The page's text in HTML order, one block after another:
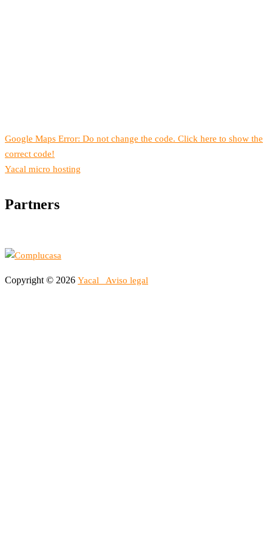
Google Maps Error: Do not change the code. Click here to show the
correct code!
Yacal micro hosting
Partners
Copyright © 2026 Yacal Aviso legal